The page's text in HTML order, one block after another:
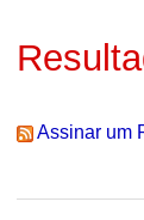
Assinar um